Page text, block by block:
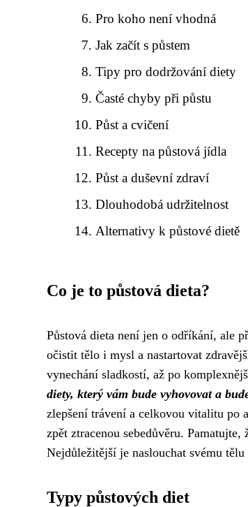
Pro koho není vhodná
Jak začít s půstem
Tipy pro dodržování diety
Časté chyby při půstu
Půst a cvičení
Recepty na půstová jídla
Půst a duševní zdraví
Dlouhodobá udržitelnost
Alternativy k půstové dietě
Co je to půstová dieta?
Půstová dieta není jen o odříkání, ale
očistit tělo i mysl a nastartovat
vynechání sladkostí, až po
diety, který vám bude vyhovovat a
zlepšení trávení a celkovou vitalitu po
zpět ztracenou sebedůvěru.
Nejdůležitější je naslouchat svému
Typy půstových diet